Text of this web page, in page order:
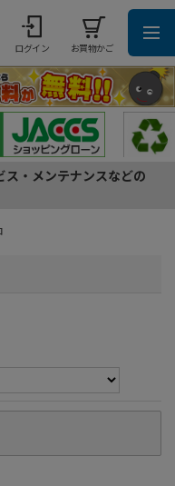
ログイン お買物かご
・メンテナンスなどの